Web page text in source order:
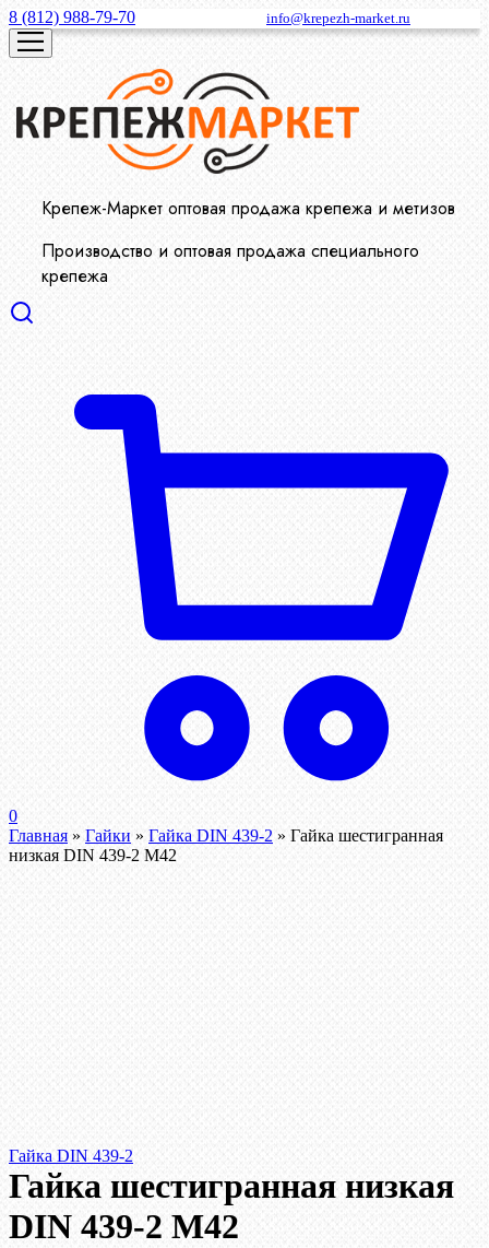
8 (812) 988-79-70 info@krepezh-market.ru
Крепеж-Маркет оптовая продажа крепежа и метизов
Производство и оптовая продажа специального
крепежа
0
Главная » Гайки » Гайка DIN 439-2 » Гайка шестигранная
низкая DIN 439-2 М42
Гайка DIN 439-2
Гайка шестигранная низкая
DIN 439-2 М42